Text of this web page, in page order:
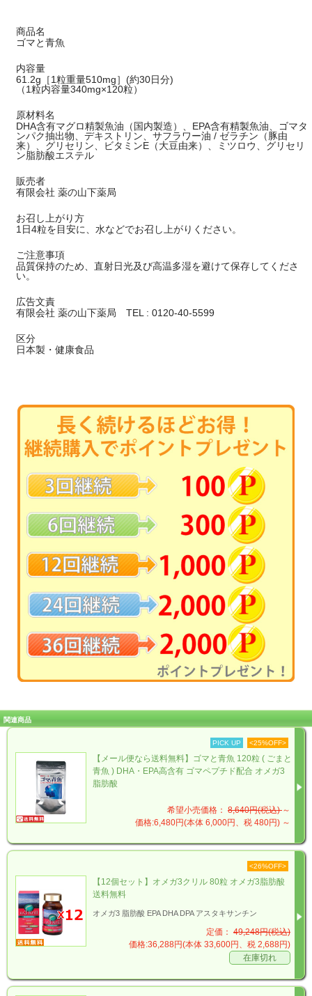
商品名
ゴマと青魚
内容量
61.2g［1粒重量510mg］(約30日分)
（1粒内容量340mg×120粒）
原材料名
DHA含有マグロ精製魚油（国内製造）、EPA含有精製魚油、ゴマタ
ンパク抽出物、デキストリン、サフラワー油 / ゼラチン（豚由
来）、グリセリン、ビタミンE（大豆由来）、ミツロウ、グリセリ
ン脂肪酸エステル
販売者
有限会社 薬の山下薬局
お召し上がり方
1日4粒を目安に、水などでお召し上がりください。
ご注意事項
品質保持のため、直射日光及び高温多湿を避けて保存してくださ
い。
広告文責
有限会社 薬の山下薬局 TEL : 0120-40-5599
区分
日本製・健康食品
関連商品
PICK UP <25%OFF>
【メール便なら送料無料】ゴマと青魚 120粒 ( ごまと
青魚 ) DHA・EPA高含有 ゴマペプチド配合 オメガ3
脂肪酸
希望小売価格： 8,640円(税込)～
価格:6,480円(本体 6,000円、税 480円) ～
<26%OFF>
【12個セット】オメガ3クリル 80粒 オメガ3脂肪酸
送料無料
オメガ3 脂肪酸 EPA DHA DPA アスタキサンチン
定価： 49,248円(税込)
価格:36,288円(本体 33,600円、税 2,688円)
在庫切れ